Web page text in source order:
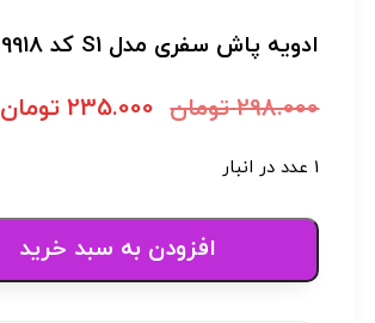
ادویه پاش سفری مدل S1 کد M9918
298.000 تومان 235.000 تومان
1 عدد در انبار
افزودن به سبد خرید